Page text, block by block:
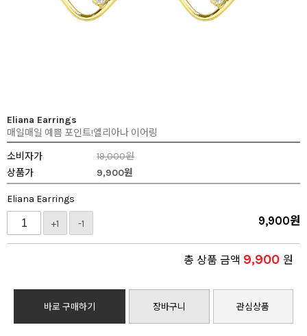
Eliana Earrings
매일매일 예쁨 포인트!엘리아나 이어링
소비자가
19,000원
상품가
9,900원
Eliana Earrings
+1 -1 9,900원
총 상품 금액 9,900 원
바로 구매하기 장바구니 관심상품